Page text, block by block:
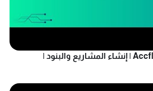
برنامج محاسبي للمقاولات Accflex | إنشاء المشاريع والبنود |